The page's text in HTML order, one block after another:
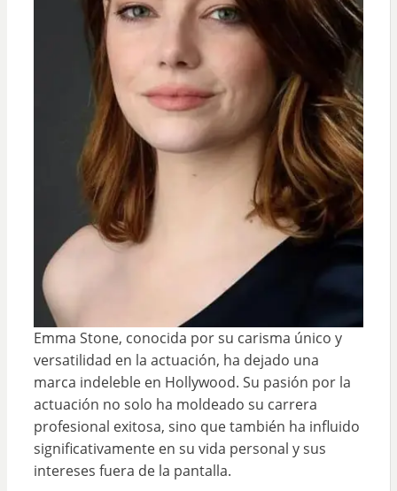
Emma Stone, conocida por su carisma único y
versatilidad en la actuación, ha dejado una
marca indeleble en Hollywood. Su pasión por la
actuación no solo ha moldeado su carrera
profesional exitosa, sino que también ha influido
significativamente en su vida personal y sus
intereses fuera de la pantalla.